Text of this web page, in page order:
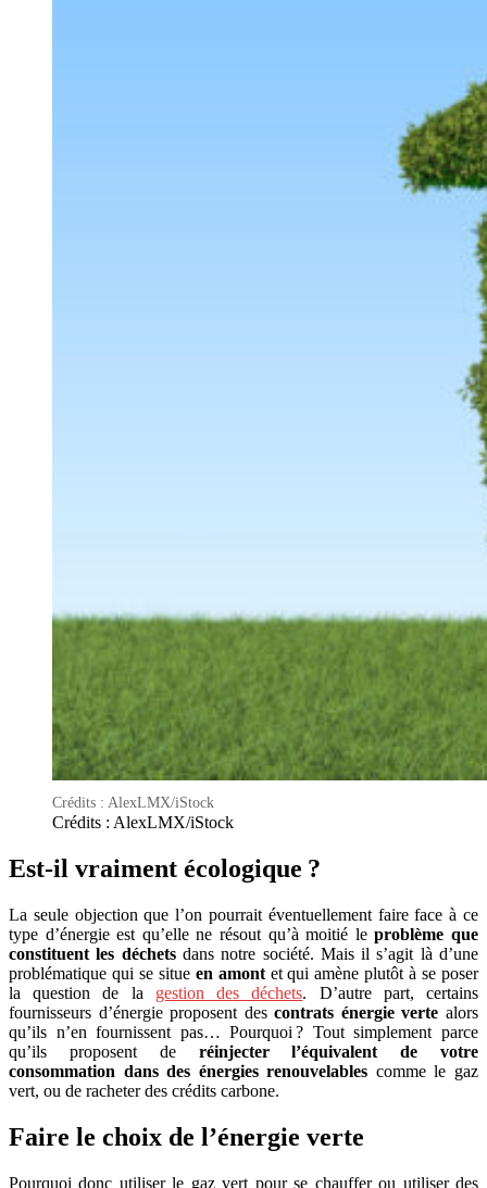
Crédits : AlexLMX/iStock
Crédits : AlexLMX/iStock
Est-il vraiment écologique ?
La seule objection que l’on pourrait éventuellement faire face à ce
type d’énergie est qu’elle ne résout qu’à moitié leproblème que
constituent les déchetsdans notre société. Mais il s’agit là d’une
problématique qui se situeen amontet qui amène plutôt à se poser
la question de la gestion des déchets. D’autre part, certains
fournisseurs d’énergie proposent descontrats énergie verte alors
qu’ils n’en fournissent pas… Pourquoi ? Tout simplement parce
qu’ils proposent de réinjecter l’équivalent de votre
consommation dans des énergies renouvelables comme le gaz
vert, ou de racheter des crédits carbone.
Faire le choix de l’énergie verte
Pourquoi donc utiliser le gaz vert pour se chauffer ou utiliser des